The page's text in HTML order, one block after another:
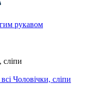
рукавом
сліпи
Чоловічки, сліпи